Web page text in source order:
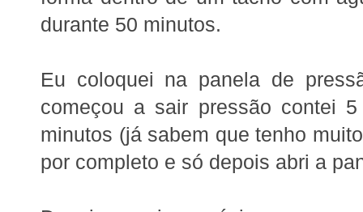
durante 50 minutos.
Eu coloquei na panela de
começou a sair pressão contei
minutos (já sabem que tenho
por completo e só depois abri a